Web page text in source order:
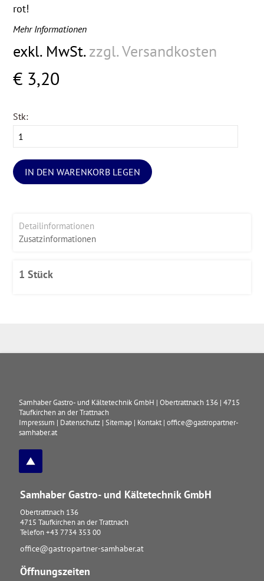
rot!
Mehr Informationen
exkl. MwSt.zzgl. Versandkosten
€ 3,20
Stk:
IN DEN WARENKORB LEGEN
Detailinformationen
Zusatzinformationen
1 Stück
Samhaber Gastro- und Kältetechnik GmbH |Obertrattnach 136 |4715
Taufkirchen an der Trattnach
Impressum | Datenschutz |Sitemap | Kontakt |office@gastropartner-
samhaber.at
Samhaber Gastro- und Kältetechnik GmbH
Obertrattnach 136
4715 Taufkirchen an der Trattnach
Telefon +43 7734 353 00
office@gastropartner-samhaber.at
Öffnungszeiten